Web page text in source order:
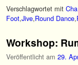
Verschlagwortet mit
Foot,Jive,Round Dance,
Workshop:
Veröffentlicht am 29.